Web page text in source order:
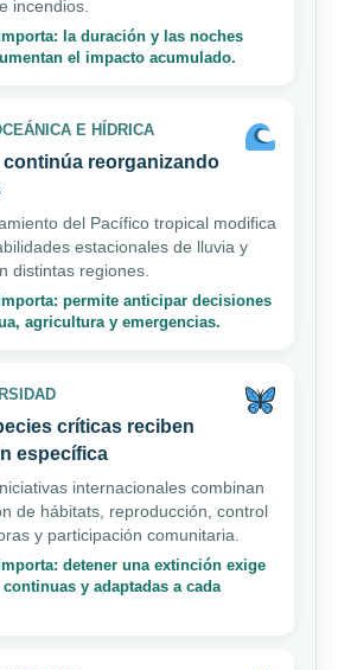
incendios.
la duración y las noches
el impacto acumulado.
E HÍDRICA
continúa reorganizando
del Pacífico tropical modifica
estacionales de lluvia y
distintas regiones.
permite anticipar decisiones
agricultura y emergencias.
críticas reciben
específica
internacionales combinan
de hábitats, reproducción, control
y participación comunitaria.
detener una extinción exige
y adaptadas a cada